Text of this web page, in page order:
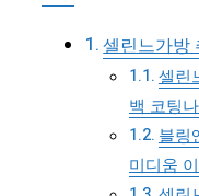
셀린느가방
셀린
백 코팅
블링
미디움